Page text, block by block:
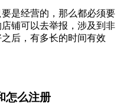
是经营的，那么都必须要
铺可以去举报，涉及到非
后，有多长的时间有效
怎么注册